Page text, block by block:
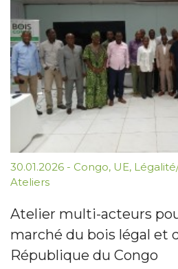
30.01.2026 - Congo, UE,
Ateliers
Atelier multi-acteurs
marché du bois légal et
République du Congo